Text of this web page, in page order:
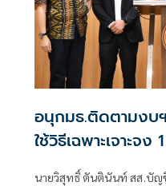
อนุกมธ.ติดตามงบ
ใช้วิธีเฉพาะเจาะจ
ประเทศ เอื้อทุจริต
นายวิสุทธิ์ ตันตินันท์ สส.บัญ